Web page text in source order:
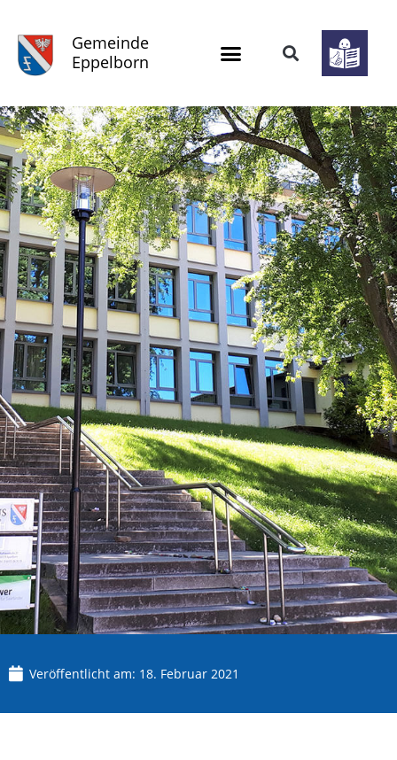
Gemeinde
Eppelborn
Veröffentlicht am: 18. Februar 2021